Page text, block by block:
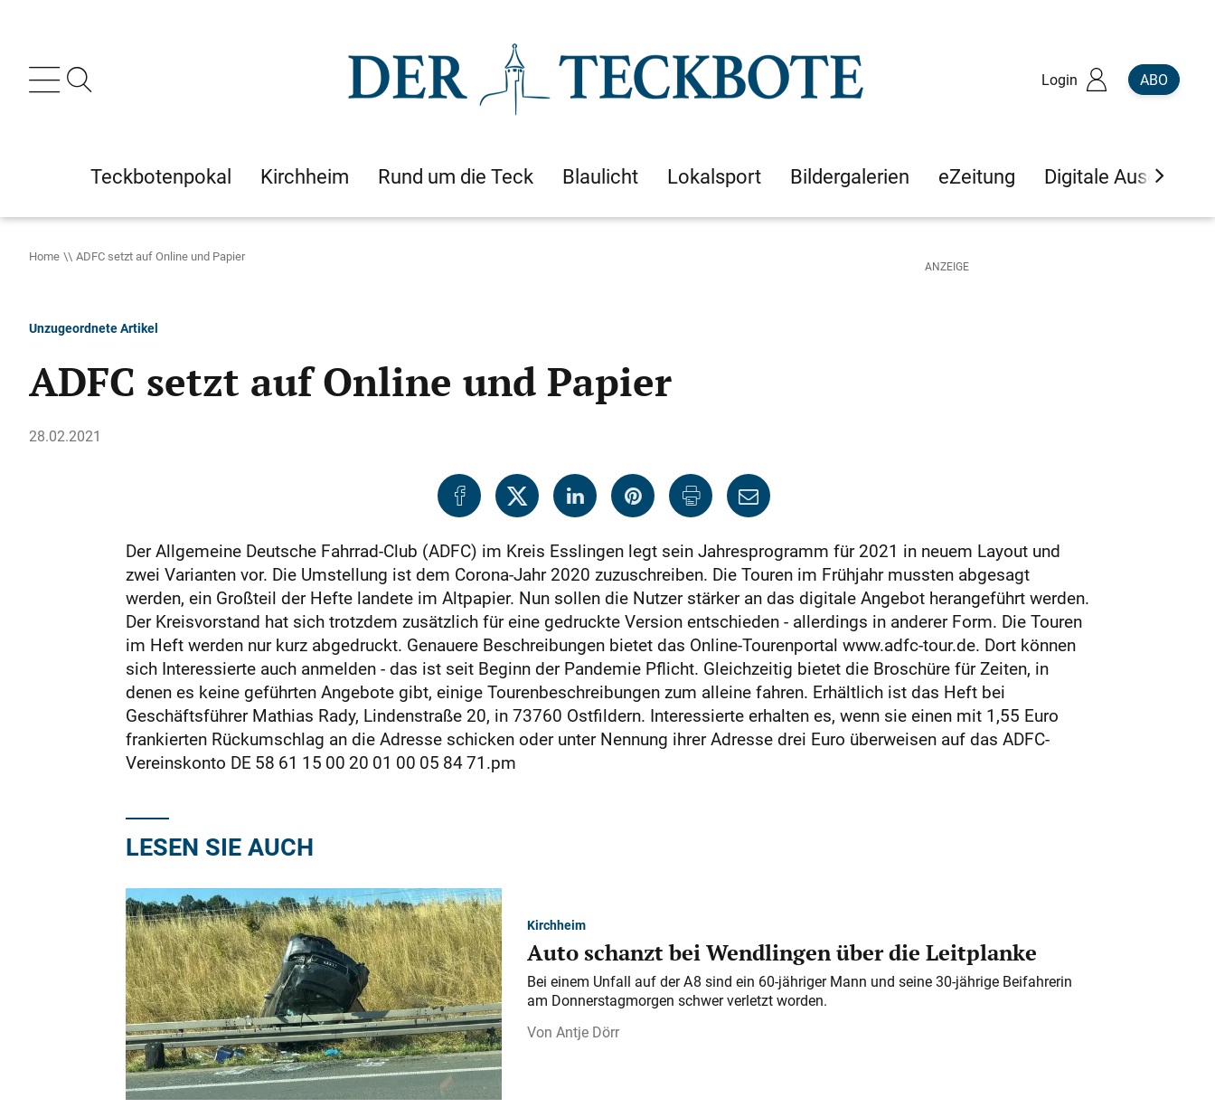
Login ABO
Teckbotenpokal Kirchheim Rund um die Teck Blaulicht Lokalsport Bildergalerien eZeitung Digitale Ausgaben
Home ADFC setzt auf Online und Papier
Unzugeordnete Artikel
ADFC setzt auf Online und Papier
28.02.2021
Der Allgemeine Deutsche Fahrrad-Club (ADFC) im Kreis Esslingen legt sein Jahresprogramm für 2021 in neuem Layout und
zwei Varianten vor. Die Umstellung ist dem Corona-Jahr 2020 zuzuschreiben. Die Touren im Frühjahr mussten abgesagt
werden, ein Großteil der Hefte landete im Altpapier. Nun sollen die Nutzer stärker an das digitale Angebot herangeführt werden.
Der Kreisvorstand hat sich trotzdem zusätzlich für eine gedruckte Version entschieden - allerdings in anderer Form. Die Touren
im Heft werden nur kurz abgedruckt. Genauere Beschreibungen bietet das Online-Tourenportal www.adfc-tour.de. Dort können
sich Interessierte auch anmelden - das ist seit Beginn der Pandemie Pflicht. Gleichzeitig bietet die Broschüre für Zeiten, in
denen es keine geführten Angebote gibt, einige Tourenbeschreibungen zum alleine fahren. Erhältlich ist das Heft bei
Geschäftsführer Mathias Rady, Lindenstraße 20, in 73760 Ostfildern. Interessierte erhalten es, wenn sie einen mit 1,55 Euro
frankierten Rückumschlag an die Adresse schicken oder unter Nennung ihrer Adresse drei Euro überweisen auf das ADFC-
Vereinskonto ­DE 58 61 15 00 20 01 00 05 84 71.pm
LESEN SIE AUCH
Kirchheim
Auto schanzt bei Wendlingen über die Leitplanke
Bei einem Unfall auf der A 8 sind ein 60-jähriger Mann und seine 30-jährige Beifahrerin
am Donnerstagmorgen schwer verletzt worden.
Antje Dörr